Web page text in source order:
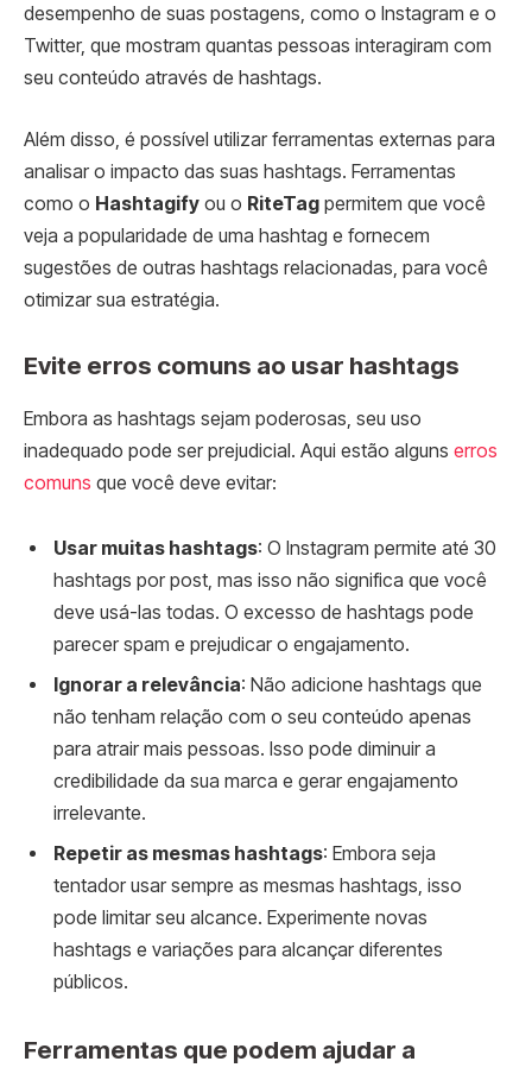
desempenho de suas postagens, como o Instagram e o
Twitter, que mostram quantas pessoas interagiram com
seu conteúdo através de hashtags.
Além disso, é possível utilizar ferramentas externas para
analisar o impacto das suas hashtags. Ferramentas
como o Hashtagify ou o RiteTag permitem que você
veja a popularidade de uma hashtag e fornecem
sugestões de outras hashtags relacionadas, para você
otimizar sua estratégia.
Evite erros comuns ao usar hashtags
Embora as hashtags sejam poderosas, seu uso
inadequado pode ser prejudicial. Aqui estão alguns erros
comuns que você deve evitar:
Usar muitas hashtags: O Instagram permite até 30
hashtags por post, mas isso não significa que você
deve usá-las todas. O excesso de hashtags pode
parecer spam e prejudicar o engajamento.
Ignorar a relevância: Não adicione hashtags que
não tenham relação com o seu conteúdo apenas
para atrair mais pessoas. Isso pode diminuir a
credibilidade da sua marca e gerar engajamento
irrelevante.
Repetir as mesmas hashtags: Embora seja
tentador usar sempre as mesmas hashtags, isso
pode limitar seu alcance. Experimente novas
hashtags e variações para alcançar diferentes
públicos.
Ferramentas que podem ajudar a